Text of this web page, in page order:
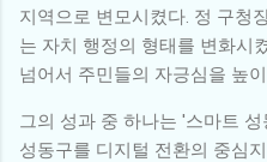
지역으로 변모시켰다. 정 구청
는 자치 행정의 형태를 변화시
넘어서 주민들의 자긍심을 높
그의 성과 중 하나는 '스마트
성동구를 디지털 전환의 중심